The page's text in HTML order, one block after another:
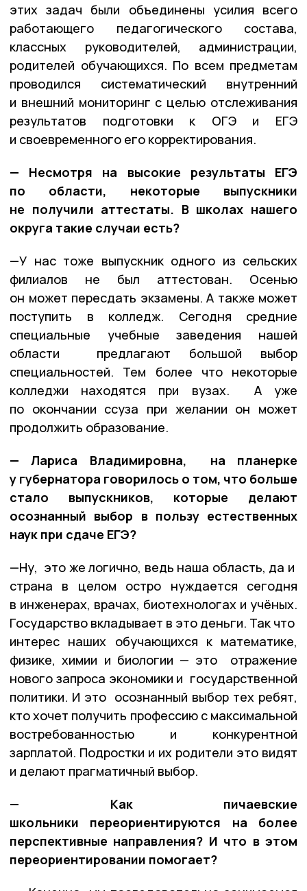
этих задач были объединены усилия всего
работающего педагогического состава,
классных руководителей, администрации,
родителей обучающихся. По всем предметам
проводился систематический внутренний
и внешний мониторинг с целью отслеживания
результатов подготовки к ОГЭ и ЕГЭ
и своевременного его корректирования.
— Несмотря на высокие результаты ЕГЭ
по области, некоторые выпускники
не получили аттестаты. В школах нашего
округа такие случаи есть?
—У нас тоже выпускник одного из сельских
филиалов не был аттестован. Осенью
он может пересдать экзамены. А также может
поступить в колледж. Сегодня средние
специальные учебные заведения нашей
области предлагают большой выбор
специальностей. Тем более что некоторые
колледжи находятся при вузах. А уже
по окончании ссуза при желании он может
продолжить образование.
— Лариса Владимировна, на планерке
у губернатора говорилось о том, что больше
стало выпускников, которые делают
осознанный выбор в пользу естественных
наук при сдаче ЕГЭ?
—Ну, это же логично, ведь наша область, да и
страна в целом остро нуждается сегодня
в инженерах, врачах, биотехнологах и учёных.
Государство вкладывает в это деньги. Так что
интерес наших обучающихся к математике,
физике, химии и биологии — это отражение
нового запроса экономики и государственной
политики. И это осознанный выбор тех ребят,
кто хочет получить профессию с максимальной
востребованностью и конкурентной
зарплатой. Подростки и их родители это видят
и делают прагматичный выбор.
— Как пичаевские
школьники
переориентируются на более
перспективные направления? И что в этом
переориентировании помогает?